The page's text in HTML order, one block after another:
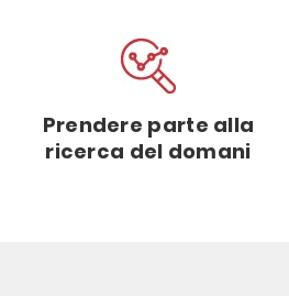
Prendere parte alla
ricerca del domani